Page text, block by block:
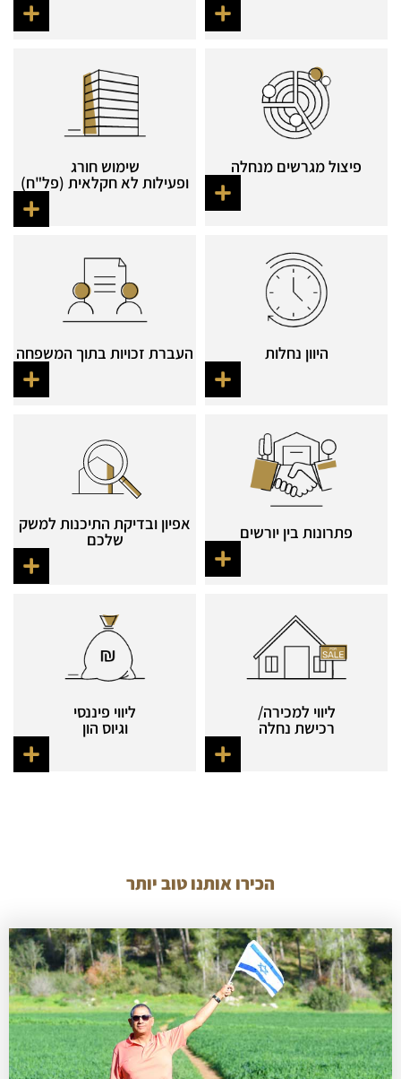
פיצול מגרשים מנחלה​ שימוש חורג
ופעילות לא חקלאית (פל"ח)
היוון נחלות​ העברת זכויות בתוך המשפחה​
פתרונות בין יורשים​ אפיון ובדיקת התיכנות למשק
שלכם​
ליווי למכירה/
רכישת נחלה
ליווי פיננסי
וגיוס הון
הכירו אותנו טוב יותר